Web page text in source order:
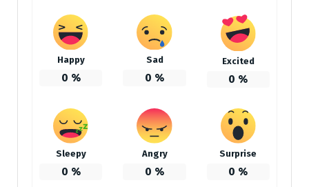
Happy
0 %
Sad
0 %
Excited
0 %
Sleepy
0 %
Angry
0 %
Surprise
0 %